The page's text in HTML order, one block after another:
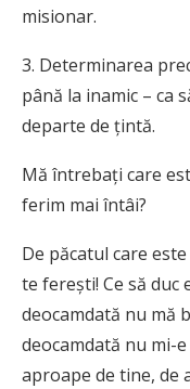
misionar.
3. Determinarea
până la inamic – ca
departe de ţintă.
Mă întrebaţi care
ferim mai întâi?
De păcatul care
te fereşti! Ce să duc
deocamdată nu mă
deocamdată nu mi-
aproape de tine, de